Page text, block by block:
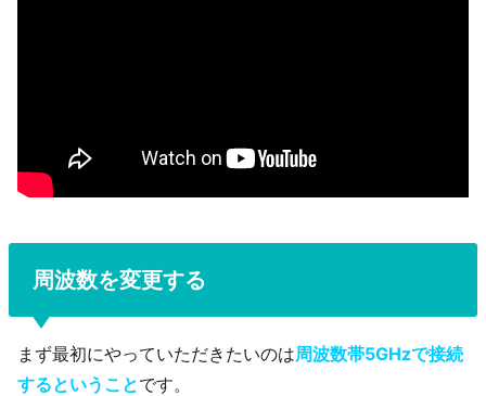
周波数を変更する
まず最初にやっていただきたいのは周波数帯5GHzで接続
するということです。